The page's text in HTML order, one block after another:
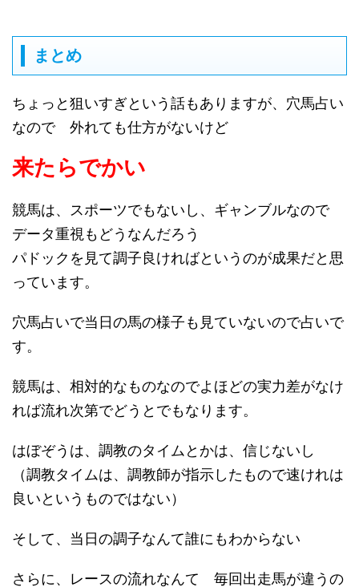
まとめ
ちょっと狙いすぎという話もありますが、穴馬占い
なので 外れても仕方がないけど
来たらでかい
競馬は、スポーツでもないし、ギャンブルなので
データ重視もどうなんだろう
パドックを見て調子良ければというのが成果だと思
っています。
穴馬占いで当日の馬の様子も見ていないので占いで
す。
競馬は、相対的なものなのでよほどの実力差がなけ
れば流れ次第でどうとでもなります。
はぼぞうは、調教のタイムとかは、信じないし
（調教タイムは、調教師が指示したもので速けれは
良いというものではない）
そして、当日の調子なんて誰にもわからない
さらに、レースの流れなんて 毎回出走馬が違うの